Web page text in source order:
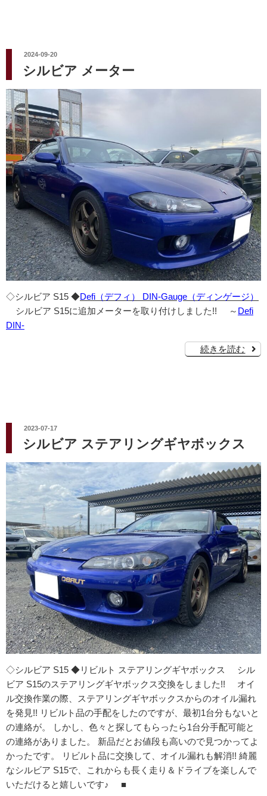
投
稿
日:
2024-09-20
シルビア メーター
◇シルビア S15 ◆Defi（デフィ） DIN-Gauge（ディンゲージ）
シルビア S15に追加メーターを取り付けしました!! ～ Defi
DIN-
続きを読む
投
稿
日:
2023-07-17
シルビア ステアリングギヤボックス
◇シルビア S15 ◆リビルト ステアリングギヤボックス シル
ビア S15のステアリングギヤボックス交換をしました!! オイ
ル交換作業の際、ステアリングギヤボックスからのオイル漏れ
を発見!! リビルト品の手配をしたのですが、最初1台分もないと
の連絡が。 しかし、色々と探してもらったら1台分手配可能と
の連絡がありました。 新品だとお値段も高いので見つかってよ
かったです。 リビルト品に交換して、オイル漏れも解消!! 綺麗
なシルビア S15で、これからも長く走り＆ドライブを楽しんで
いただけると嬉しいです♪ ■